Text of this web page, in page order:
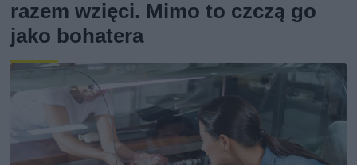
razem wzięci. Mimo to czczą go
jako bohatera